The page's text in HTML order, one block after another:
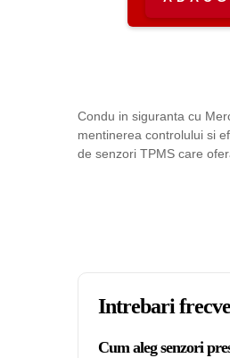
Condu in siguranta cu
mentinerea controlului si
de senzori TPMS care
Intrebari
Cum aleg senzori